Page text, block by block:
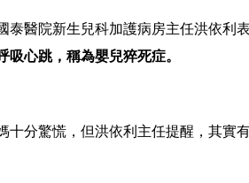
泰醫院新生兒科加護病房主任洪依利
心跳，稱為嬰兒猝死症。
十分驚慌，但洪依利主任提醒，其實